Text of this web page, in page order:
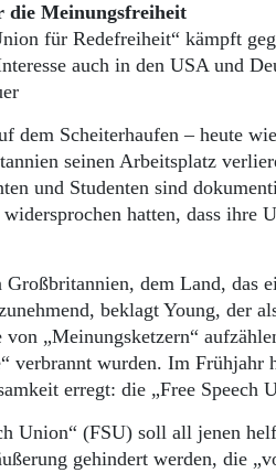
Login
werden
die Meinungsfreiheit
für Redefreiheit“ kämpft
auch in den USA und
dem Scheiterhaufen – heute
seinen Arbeitsplatz
und Studenten sind
widersprochen hatten, dass
Großbritannien, dem Land, das
beklagt Young, der
von „Meinungsketzern“
verbrannt wurden. Im Frühjahr
erregt: die „Free Speech
Union“ (FSU) soll all jenen
gehindert werden, die